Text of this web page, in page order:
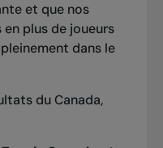
et que nos
plus de joueurs
dans le
du Canada,